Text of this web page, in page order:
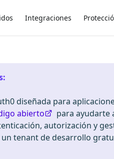
Integraciones
:
diseñada para
abierto
para ayudarte
autorización y
tenant de desarrollo